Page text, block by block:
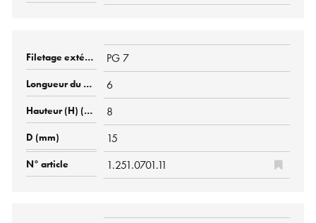
PG 7
6
8
15
1.251.0701.11